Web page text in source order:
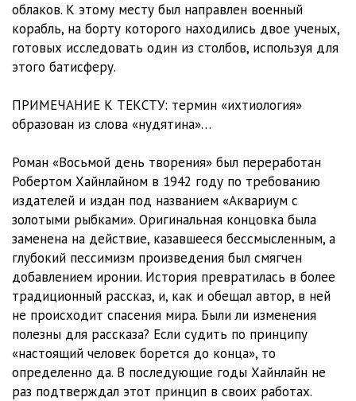
облаков. К этому месту был направлен военный
корабль, на борту которого находились двое ученых,
готовых исследовать один из столбов, используя для
этого батисферу.
ПРИМЕЧАНИЕ К ТЕКСТУ: термин «ихтиология»
образован из слова «нудятина»…
Роман «Восьмой день творения» был переработан
Робертом Хайнлайном в 1942 году по требованию
издателей и издан под названием «Аквариум с
золотыми рыбками». Оригинальная концовка была
заменена на действие, казавшееся бессмысленным, а
глубокий пессимизм произведения был смягчен
добавлением иронии. История превратилась в более
традиционный рассказ, и, как и обещал автор, в ней
не происходит спасения мира. Были ли изменения
полезны для рассказа? Если судить по принципу
«настоящий человек борется до конца», то
определенно да. В последующие годы Хайнлайн не
раз подтверждал этот принцип в своих работах.